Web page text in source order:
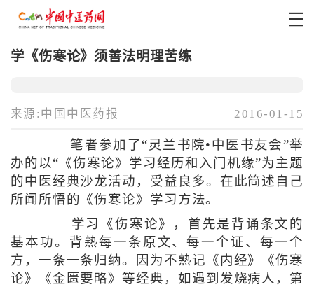
学《伤寒论》须善法明理苦练
来源:中国中医药报 2016-01-15
笔者参加了“灵兰书院•中医书友会”举
办的以“《伤寒论》学习经历和入门机缘”为主题
的中医经典沙龙活动，受益良多。在此简述自己
所闻所悟的《伤寒论》学习方法。
学习《伤寒论》，首先是背诵条文的
基本功。背熟每一条原文、每一个证、每一个
方，一条一条归纳。因为不熟记《内经》《伤寒
论》《金匮要略》等经典，如遇到发烧病人，第